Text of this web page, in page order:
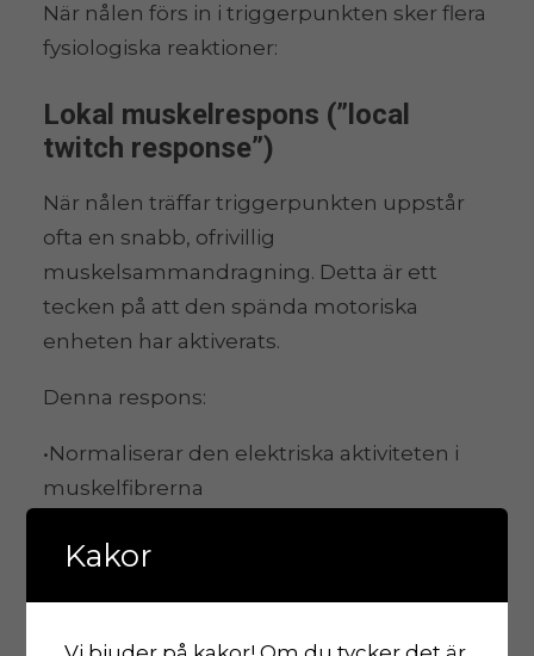
När nålen förs in i triggerpunkten sker flera
fysiologiska reaktioner:
Lokal muskelrespons (”local
twitch response”)
När nålen träffar triggerpunkten uppstår
ofta en snabb, ofrivillig
muskelsammandragning. Detta är ett
tecken på att den spända motoriska
enheten har aktiverats.
Denna respons:
•Normaliserar den elektriska aktiviteten i
muskelfibrerna
•Minskar den ihållande muskelspänningen
•Återställer muskelns normala längd
Kakor